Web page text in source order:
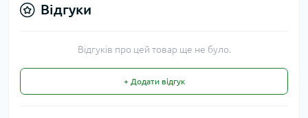
Відгуки
Відгуків про цей товар ще не було.
+ Додати відгук